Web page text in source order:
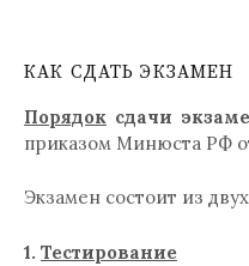
КАК СДАТЬ ЭКЗАМЕН
Порядок сдачи
приказом Минюста РФ
Экзамен состоит из
1. Тестирование